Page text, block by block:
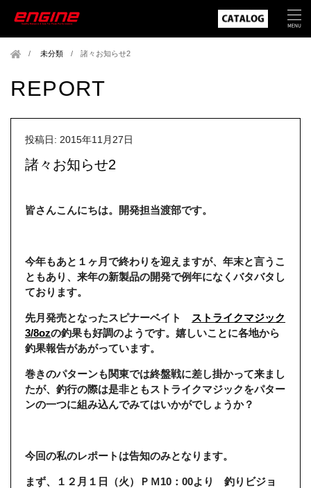
未分類 /諸々お知らせ2
REPORT
投稿日: 2015年11月27日
諸々お知らせ2
皆さんこんにちは。開発担当渡部です。
今年もあと１ヶ月で終わりを迎えますが、年末と言うこ
ともあり、来年の新製品の開発で例年になく バタバタし
ております。
先月発売となったスピナーベイト
ストライクマジック
3/8ozの釣果も好調のようです。嬉しいことに各地から
釣果報告があがっています。
巻きのパターンも関東では終盤戦に差し掛かって来まし
たが、釣行の際は是非ともストライクマジックをパター
ンの一つに組み込んでみてはいかがでしょうか？
今回の私のレポートは告知のみとなります。
まず、１２月１日（火）ＰＭ10：00より 釣りビジョ